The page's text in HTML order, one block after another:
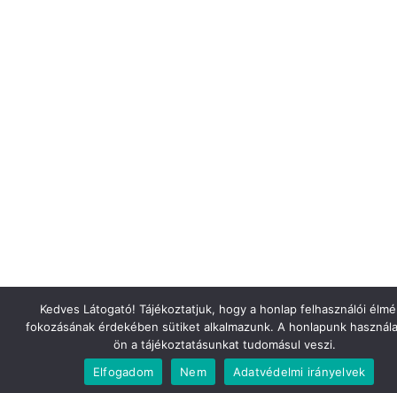
Kedves Látogató! Tájékoztatjuk, hogy a honlap felhasználói
fokozásának érdekében sütiket alkalmazunk. A honlapunk
ön a tájékoztatásunkat tudomásul veszi.
Elfogadom
Nem Adatvédelmi irányelvek